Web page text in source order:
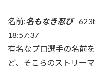
名前:名もなき忍び
18:57:37
有名なプロ選手の名前
ど、そこらのストリー